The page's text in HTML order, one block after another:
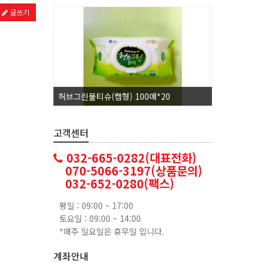
글쓰기
허브그린물티슈(캡형) 100매*20
고객센터
032-665-0282(대표전화)
070-5066-3197(상품문의)
032-652-0280(팩스)
평일 : 09:00 ~ 17:00
토요일 : 09:00 ~ 14:00
*매주 일요일은 휴무일 입니다.
계좌안내